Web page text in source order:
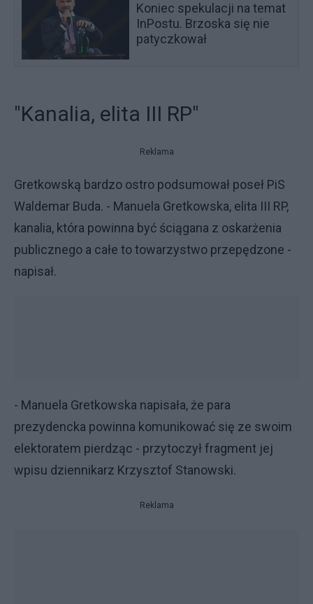
Koniec spekulacji na temat
InPostu. Brzoska się nie
patyczkował
"Kanalia, elita III RP"
Reklama
Gretkowską bardzo ostro podsumował poseł PiS
Waldemar Buda. - Manuela Gretkowska, elita III RP,
kanalia, która powinna być ściągana z oskarżenia
publicznego a całe to towarzystwo przepędzone -
napisał.
- Manuela Gretkowska napisała, że para
prezydencka powinna komunikować się ze swoim
elektoratem pierdząc - przytoczył fragment jej
wpisu dziennikarz Krzysztof Stanowski.
Reklama